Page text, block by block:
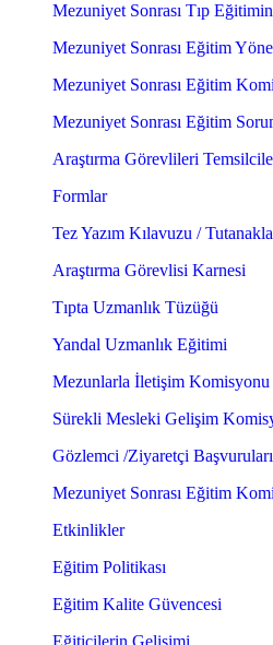
Mezuniyet Sonrası Tıp
Mezuniyet Sonrası Eğitim
Mezuniyet Sonrası Eğitim
Mezuniyet Sonrası Eğitim
Araştırma Görevlileri
Formlar
Tez Yazım Kılavuzu /
Araştırma Görevlisi Karnesi
Tıpta Uzmanlık Tüzüğü
Yandal Uzmanlık Eğitimi
Mezunlarla İletişim Komisyonu
Sürekli Mesleki Gelişim
Gözlemci /Ziyaretçi Başvuruları
Mezuniyet Sonrası Eğitim
Etkinlikler
Eğitim Politikası
Eğitim Kalite Güvencesi